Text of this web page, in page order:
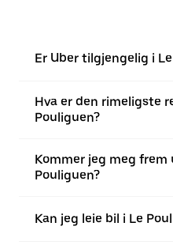
Er Uber tilgjengelig i
Hva er den rimeligste
Pouliguen?
Kommer jeg meg frem
Pouliguen?
Kan jeg leie bil i Le